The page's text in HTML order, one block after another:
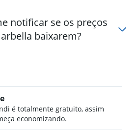
notificar se os preços
baixarem?
é totalmente gratuito, assim
economizando.